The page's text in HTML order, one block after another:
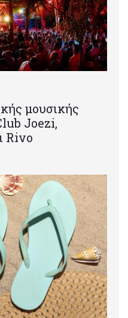
μουσικής
Joezi,
Rivo